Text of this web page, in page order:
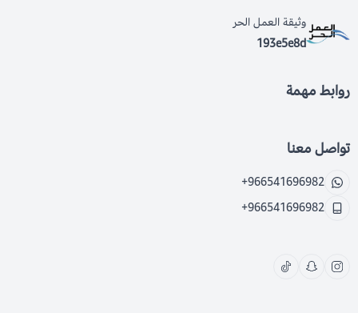
وثيقة العمل الحر
193e5e8d
روابط مهمة
تواصل معنا
+966541696982
+966541696982